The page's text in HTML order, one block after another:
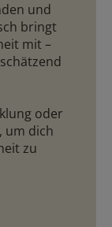
und
bringt
mit –
oder
um dich
zu